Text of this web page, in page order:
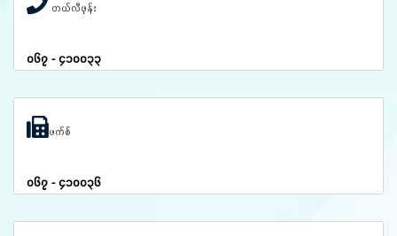
တယ်လီဖုန်း
၀၆၇ - ၄၁၀၀၃၃
ဖက်စ်
၀၆၇ - ၄၁၀၀၃၆